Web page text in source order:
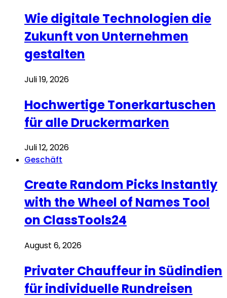
Wie digitale Technologien die
Zukunft von Unternehmen
gestalten
Juli 19, 2026
Hochwertige Tonerkartuschen
für alle Druckermarken
Juli 12, 2026
Geschäft
Create Random Picks Instantly
with the Wheel of Names Tool
on ClassTools24
August 6, 2026
Privater Chauffeur in Südindien
für individuelle Rundreisen